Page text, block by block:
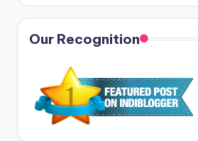
Our Recognition